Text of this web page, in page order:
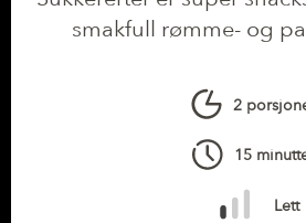
smakfull rømme- og
2
15
Lett